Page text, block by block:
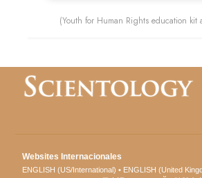
(Youth for Human Rights education kit
Websites Internacionales
ENGLISH (US/International) ENGLISH (United